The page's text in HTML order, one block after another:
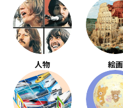
人物 絵画